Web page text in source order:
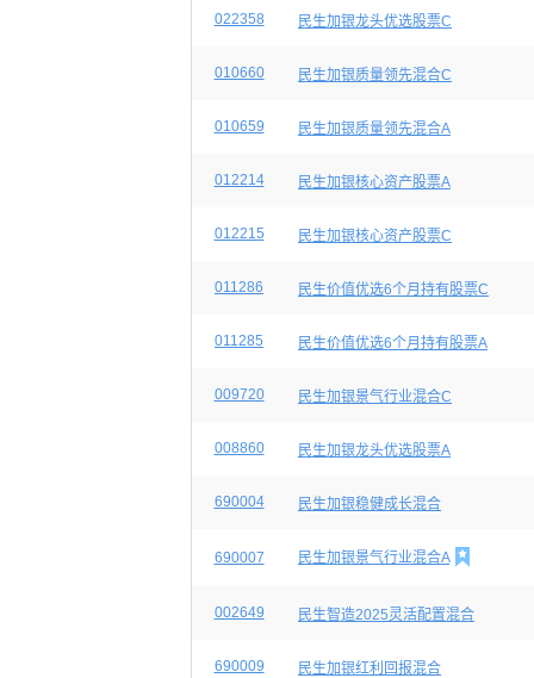
022358 民生加银龙头优选股票C
010660 民生加银质量领先混合C
010659 民生加银质量领先混合A
012214 民生加银核心资产股票A
012215 民生加银核心资产股票C
011286 民生价值优选6个月持有股票C
011285 民生价值优选6个月持有股票A
009720 民生加银景气行业混合C
008860 民生加银龙头优选股票A
690004 民生加银稳健成长混合
690007 民生加银景气行业混合A 
002649 民生智造2025灵活配置混合
690009 民生加银红利回报混合